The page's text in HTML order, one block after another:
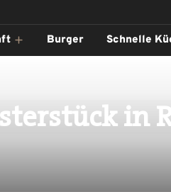
Burger Schnelle
in